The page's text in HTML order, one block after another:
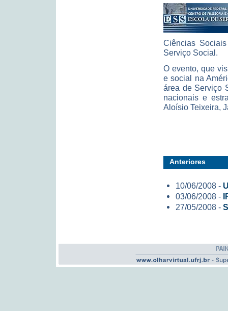
Ciências
Serviço Social.
O evento, que
e social na
área de Serviço
nacionais e
Aloísio Teixeira,
Anteriores
10/06/2008 -
03/06/2008 -
27/05/2008 -